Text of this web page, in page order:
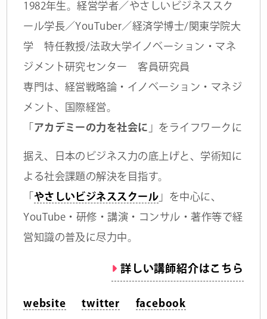
1982年生。経営学者／やさしいビジネススク
ール学長／YouTuber／経済学博士/関東学院大
学 特任教授/法政大学イノベーション・マネ
ジメント研究センター 客員研究員
専門は、経営戦略論・イノベーション・マネジ
メント、国際経営。
アカデミーの力を社会に 」をライフワークに
据え、日本のビジネス力の底上げと、学術知に
よる社会課題の解決を目指す。
やさしいビジネススクール 」を中心に、
YouTube・研修・講演・コンサル・著作等で経
営知識の普及に尽力中。
詳しい講師紹介はこちら
website twitter facebook